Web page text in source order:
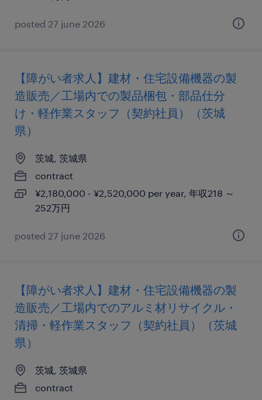
posted 27 june 2026
【障がい者求人】建材・住宅設備機器の製
造販売／工場内での製品梱包・部品仕分
け・軽作業スタッフ（契約社員）（茨城
県）
茨城, 茨城県
contract
¥2,180,000 - ¥2,520,000 per year, 年収218 ～
252万円
posted 27 june 2026
【障がい者求人】建材・住宅設備機器の製
造販売／工場内でのアルミ材リサイクル・
清掃・軽作業スタッフ（契約社員）（茨城
県）
茨城, 茨城県
contract